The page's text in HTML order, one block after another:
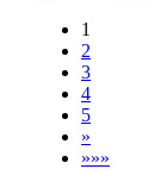
1
2
3
4
5
»
»»»